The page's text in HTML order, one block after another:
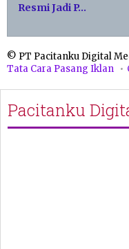
Resmi Jadi P…
© PT Pacitanku Digital
Tata Cara Pasang Iklan
Pacitanku